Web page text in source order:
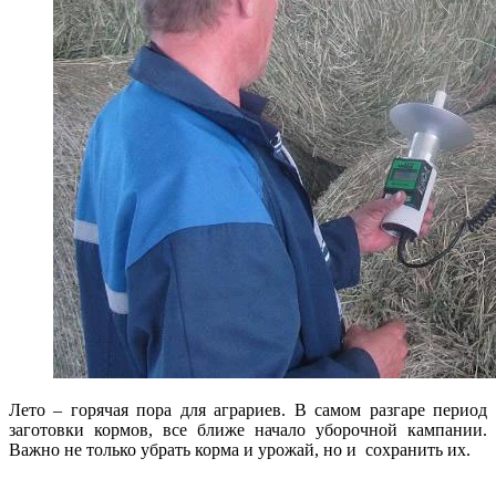
Лето – горячая пора для аграриев. В самом разгаре период
заготовки кормов, все ближе начало уборочной кампании.
Важно не только убрать корма и урожай, но и сохранить их.